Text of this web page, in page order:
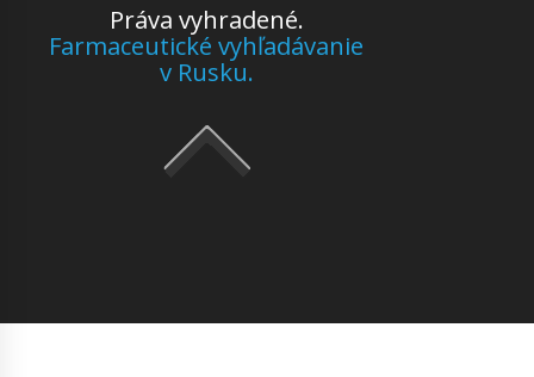
Práva vyhradené.
Farmaceutické vyhľadávanie
v Rusku.